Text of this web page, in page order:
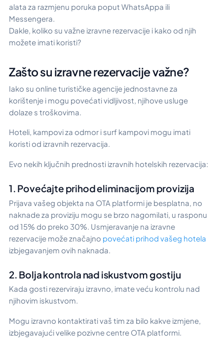
alata za razmjenu poruka poput WhatsAppa ili
Messengera.
Dakle, koliko su važne izravne rezervacije i kako od njih
možete imati koristi?
Zašto su izravne rezervacije važne?
Iako su online turističke agencije jednostavne za
korištenje i mogu povećati vidljivost, njihove usluge
dolaze s troškovima.
Hoteli, kampovi za odmor i surf kampovi mogu imati
koristi od izravnih rezervacija.
Evo nekih ključnih prednosti izravnih hotelskih rezervacija:
1. Povećajte prihod eliminacijom provizija
Prijava vašeg objekta na OTA platformi je besplatna, no
naknade za proviziju mogu se brzo nagomilati, u rasponu
od 15% do preko 30%. Usmjeravanje na izravne
rezervacije može značajno povećati prihod vašeg hotela
izbjegavanjem ovih naknada.
2. Bolja kontrola nad iskustvom gostiju
Kada gosti rezerviraju izravno, imate veću kontrolu nad
njihovim iskustvom.
Mogu izravno kontaktirati vaš tim za bilo kakve izmjene,
izbjegavajući velike pozivne centre OTA platformi.